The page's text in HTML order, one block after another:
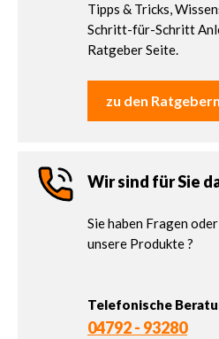
Tipps & Tricks,
Schritt-für-Schritt
Ratgeber Seite.
zu den Ratgebern
Wir sind für Sie
Sie haben Fragen
unsere Produkte ?
Telefonische
04792 - 93280